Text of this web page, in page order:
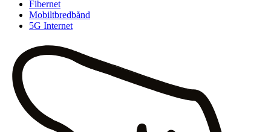
Fibernet
Mobiltbredbånd
5G Internet